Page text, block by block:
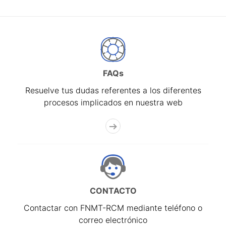
FAQs
Resuelve tus dudas referentes a los diferentes
procesos implicados en nuestra web
CONTACTO
Contactar con FNMT-RCM mediante teléfono o
correo electrónico